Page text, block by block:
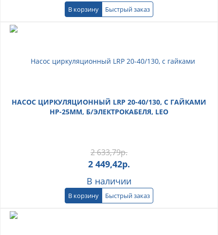
В корзину Быстрый заказ
НАСОС ЦИРКУЛЯЦИОННЫЙ LRP 20-40/130, С ГАЙКАМИ
НР-25ММ, Б/ЭЛЕКТРОКАБЕЛЯ, LEO
2 633,79р.
2 449,42р.
В наличии
В корзину Быстрый заказ